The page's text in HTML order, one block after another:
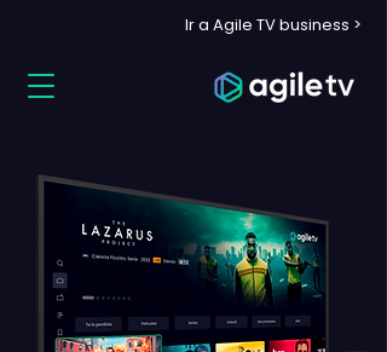
Ir a Agile TV business >